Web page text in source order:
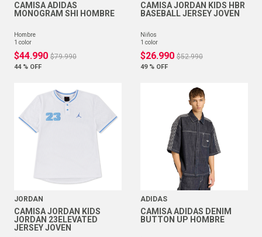
CAMISA ADIDAS
MONOGRAM SHI HOMBRE
hombre
1 color
$44.990 $79.990
44 % OFF
CAMISA JORDAN KIDS HBR
BASEBALL JERSEY JOVEN
niños
1 color
$26.990 $52.990
49 % OFF
JORDAN
CAMISA JORDAN KIDS
JORDAN 23ELEVATED
JERSEY JOVEN
ADIDAS
CAMISA ADIDAS DENIM
BUTTON UP HOMBRE